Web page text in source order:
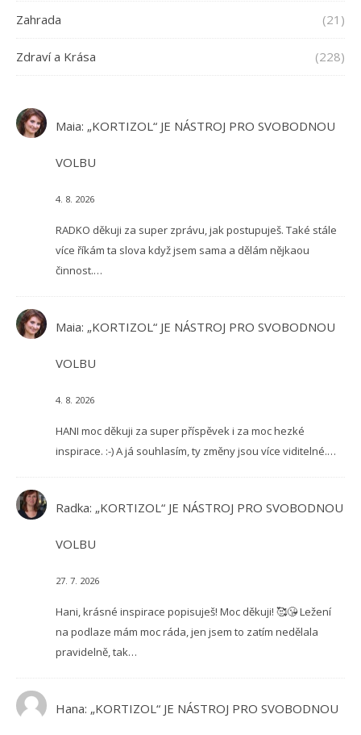
Zahrada (21)
Zdraví a Krása (228)
Maia: „KORTIZOL“ JE NÁSTROJ PRO SVOBODNOU
VOLBU
4. 8. 2026
RADKO děkuji za super zprávu, jak postupuješ. Také stále
více říkám ta slova když jsem sama a dělám nějkaou
činnost.…
Maia: „KORTIZOL“ JE NÁSTROJ PRO SVOBODNOU
VOLBU
4. 8. 2026
HANI moc děkuji za super příspěvek i za moc hezké
inspirace. :-) A já souhlasím, ty změny jsou více viditelné.…
Radka: „KORTIZOL“ JE NÁSTROJ PRO SVOBODNOU
VOLBU
27. 7. 2026
Hani, krásné inspirace popisuješ! Moc děkuji! 🥰😘 Ležení
na podlaze mám moc ráda, jen jsem to zatím nedělala
pravidelně, tak…
Hana: „KORTIZOL“ JE NÁSTROJ PRO SVOBODNOU